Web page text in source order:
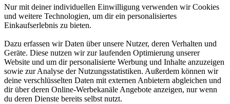
Nur mit deiner individuellen Einwilligung verwenden wir Cookies
und weitere Technologien, um dir ein personalisiertes
Einkaufserlebnis zu bieten.
Dazu erfassen wir Daten über unsere Nutzer, deren Verhalten und
Geräte. Diese nutzen wir zur laufenden Optimierung unserer
Website und um dir personalisierte Werbung und Inhalte anzuzeigen
sowie zur Analyse der Nutzungsstatistiken. Außerdem können wir
deine verschlüsselten Daten mit externen Anbietern abgleichen und
dir über deren Online-Werbekanäle Angebote anzeigen, nur wenn
du deren Dienste bereits selbst nutzt.